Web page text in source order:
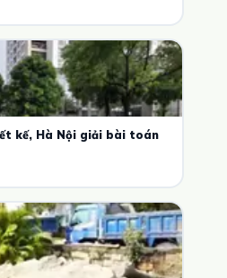
kế, Hà Nội giải bài toán